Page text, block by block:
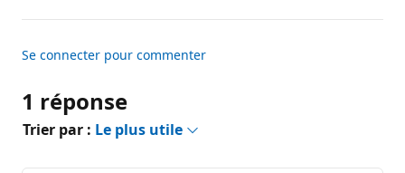
Se connecter pour commenter
1 réponse
Trier par : Le plus utile